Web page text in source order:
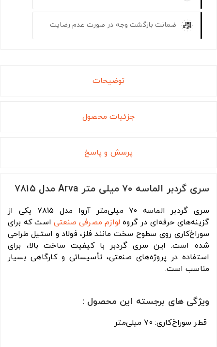
ضمانت بازگشت وجه در صورت عدم رضایت
توضیحات
جزئیات محصول
پرسش و پاسخ
سری گردبر الماسه ۷۰ میلی متر Arva مدل ۷۸۱۵
سری گردبر الماسه ۷۰ میلی‌متر آروا مدل ۷۸۱۵ یکی از
گزینه‌های حرفه‌ای در گروه لوازم مصرفی صنعتیاست که برای
سوراخ‌کاری روی سطوح سخت مانند فلز، فولاد و استیل طراحی
شده است. این سری گردبر با کیفیت ساخت بالا، برای
استفاده در پروژه‌های صنعتی، تأسیساتی و کارگاهی بسیار
مناسب است.
ویژگی های برجسته این محصول :
قطر سوراخ‌کاری: ۷۰ میلی‌متر